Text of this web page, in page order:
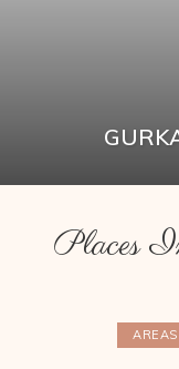
Places